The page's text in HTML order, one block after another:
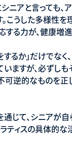
シニアと言っても
こうした多様性
する力が、健康増
するか」だけでな
いますが、必ずし
可逆的なものを正
じて、シニアが
ティスの具体的な